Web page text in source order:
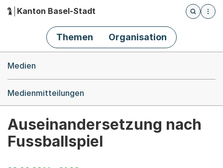
Hauptnavigation
Kanton Basel-Stadt
Öffnet
Themen Organisation
Medien
Medienmitteilungen
Auseinandersetzung nach
Fussballspiel